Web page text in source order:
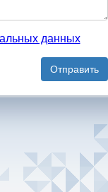
данных
Отправить